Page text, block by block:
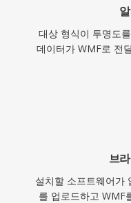
대상 형식이 투명도
데이터가 WMF로 전
브
설치할 소프트웨어
를 업로드하고 WMF